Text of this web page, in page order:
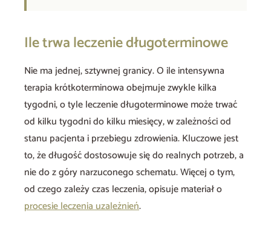
Ile trwa leczenie długoterminowe
Nie ma jednej, sztywnej granicy. O ile intensywna
terapia krótkoterminowa obejmuje zwykle kilka
tygodni, o tyle leczenie długoterminowe może trwać
od kilku tygodni do kilku miesięcy, w zależności od
stanu pacjenta i przebiegu zdrowienia. Kluczowe jest
to, że długość dostosowuje się do realnych potrzeb, a
nie do z góry narzuconego schematu. Więcej o tym,
od czego zależy czas leczenia, opisuje materiał o
procesie leczenia uzależnień.